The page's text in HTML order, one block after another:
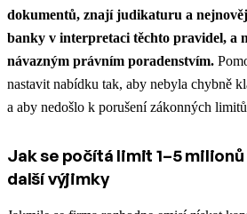
dokumentů, znají judikaturu a
banky v interpretaci těchto pravidel, a
návazným právním poradenstvím.
nastavit nabídku tak, aby nebyla chybně
a aby nedošlo k porušení zákonných
Jak se počítá limit 1–5 milionů
další výjimky